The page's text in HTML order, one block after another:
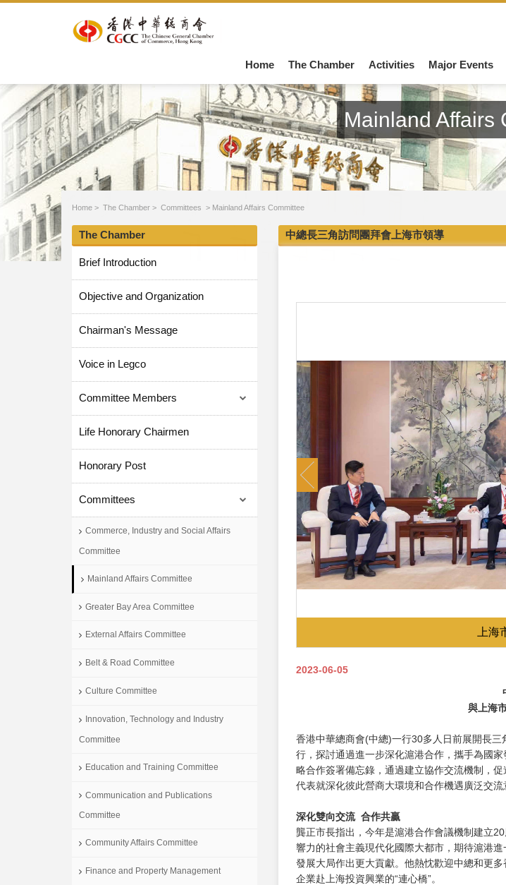
Home The Chamber Activities Major Events
Mainland Affairs
Home > The Chamber > Committees > Mainland Affairs Committee
The Chamber
Brief Introduction
Objective and Organization
Chairman's Message
Voice in Legco
Committee Members
Life Honorary Chairmen
Honorary Post
Committees
Commerce, Industry and Social Affairs
Committee
Mainland Affairs Committee
Greater Bay Area Committee
External Affairs Committee
Belt & Road Committee
Culture Committee
Innovation, Technology and Industry
Committee
Education and Training Committee
Communication and Publications
Committee
Community Affairs Committee
Finance and Property Management
中總長三角訪問團拜會上海市領導
上
Previous
2023-06-05
與上海
香港中華總商會(中總)一行30多人日前展開長
行，探討通過進一步深化滬港合作，攜手為國
略合作簽署備忘錄，通過建立協作交流機制，
代表就深化彼此營商大環境和合作機遇廣泛交流
深化雙向交流 合作共贏
龔正市長指出，今年是滬港合作會議機制建立
響力的社會主義現代化國際大都市，期待滬港
發展大局作出更大貢獻。他熱忱歡迎中總和更
企業赴上海投資興業的“連心橋”。